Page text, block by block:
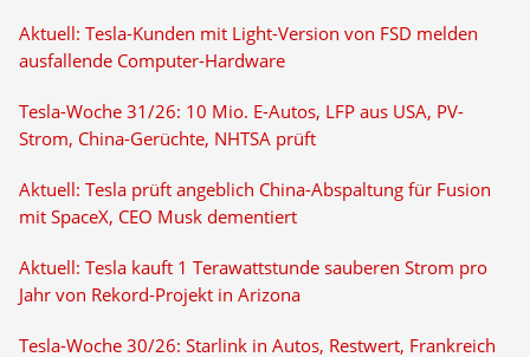
Aktuell: Tesla-Kunden mit Light-Version von FSD melden
ausfallende Computer-Hardware
Tesla-Woche 31/26: 10 Mio. E-Autos, LFP aus USA, PV-
Strom, China-Gerüchte, NHTSA prüft
Aktuell: Tesla prüft angeblich China-Abspaltung für Fusion
mit SpaceX, CEO Musk dementiert
Aktuell: Tesla kauft 1 Terawattstunde sauberen Strom pro
Jahr von Rekord-Projekt in Arizona
Tesla-Woche 30/26: Starlink in Autos, Restwert, Frankreich